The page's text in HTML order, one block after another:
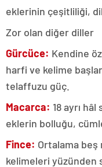
eklerinin çeşitliliği,
Zor olan diğer diller
Gürcüce: Kendine
harfi ve kelime
telaffuzu güç.
Macarca: 18 ayrı
eklerin bolluğu,
Fince: Ortalama beş
kelimeleri yüzünden